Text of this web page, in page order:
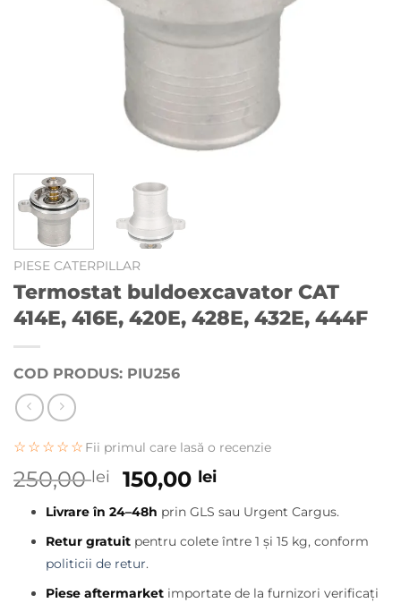
PIESE CATERPILLAR
Termostat buldoexcavator CAT
414E, 416E, 420E, 428E, 432E, 444F
COD PRODUS: PIU256
☆☆☆☆☆ Fii primul care lasă o recenzie
250,00lei
Prețul
inițial
a
fost:
250,00 lei.
150,00 leiPrețul
este:
150,00 lei.
Livrare în 24–48h prin GLS sau Urgent Cargus.
Retur gratuit pentru colete între 1 și 15 kg, conform
politicii de retur.
Piese aftermarket importate de la furnizori verificați